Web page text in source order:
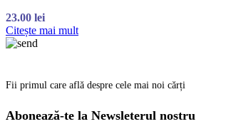
23.00 lei
Citește mai mult
Fii primul care află despre cele mai noi cărți
Abonează-te la Newsleterul nostru